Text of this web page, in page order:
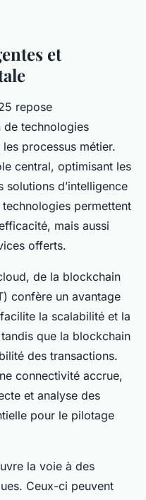
et
repose
de technologies
processus métier.
central, optimisant les
d’intelligence
permettent
mais aussi
offerts.
de la blockchain
confère un avantage
la scalabilité et la
que la blockchain
des transactions.
connectivité accrue,
et analyse des
pour le pilotage
la voie à des
Ceux-ci peuvent